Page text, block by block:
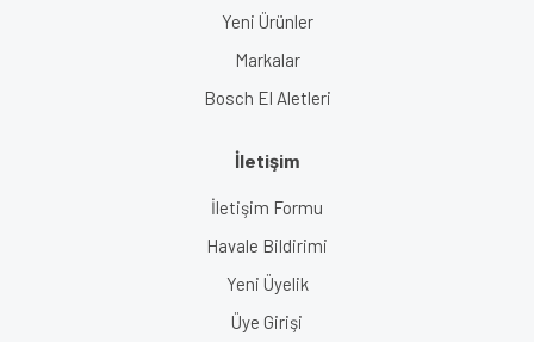
Yeni Ürünler
Markalar
Bosch El Aletleri
İletişim
İletişim Formu
Havale Bildirimi
Yeni Üyelik
Üye Girişi